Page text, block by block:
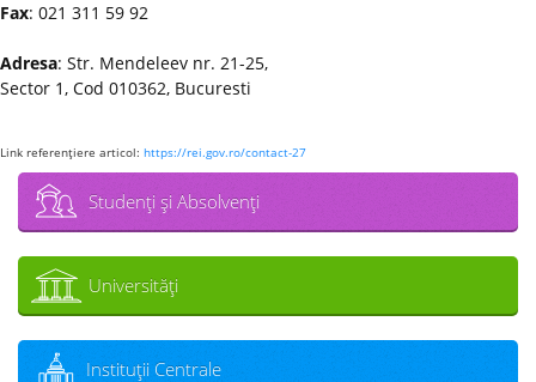
Fax: 021 311 59 92
Adresa: Str. Mendeleev nr. 21-25,
Sector 1, Cod 010362, Bucuresti
Link referenţiere articol: https://rei.gov.ro/contact-27
Studenţi şi Absolvenţi
Universităţi
Instituţii Centrale